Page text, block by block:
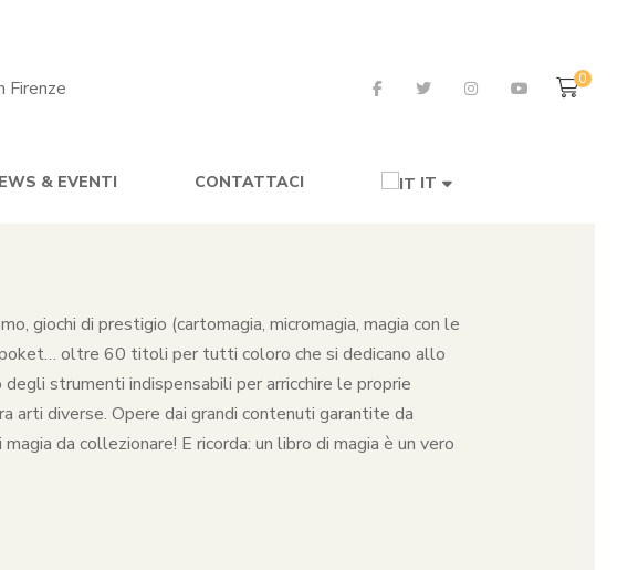
0
& EVENTI CONTATTACI IT
giochi di prestigio (cartomagia, micromagia, magia con le
oltre 60 titoli per tutti coloro che si dedicano allo
strumenti indispensabili per arricchire le proprie
arti diverse. Opere dai grandi contenuti garantite da
da collezionare! E ricorda: un libro di magia è un vero